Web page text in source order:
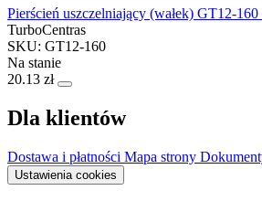
Pierścień uszczelniający (wałek) GT12-
TurboCentras
SKU: GT12-160
Na stanie
20.13 zł
Dla klientów
Dostawa i płatności Mapa strony
Ustawienia cookies